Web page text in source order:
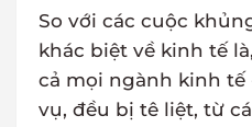
So với các cuộc
khác biệt về kinh tế
cả mọi ngành kinh tế
vụ, đều bị tê liệt, từ